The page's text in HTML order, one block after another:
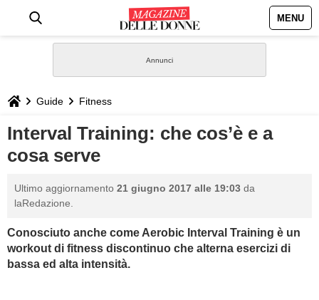
MENU
STILE
BIOGRAFIE
DEFINIZIONI
GASTRONOMIA
Guide Fitness
Interval Training: che cos’è e a
cosa serve
Ultimo aggiornamento 21 giugno 2017 alle 19:03 da
laRedazione.
Conosciuto anche come Aerobic Interval Training è un
workout di fitness discontinuo che alterna esercizi di
bassa ed alta intensità.